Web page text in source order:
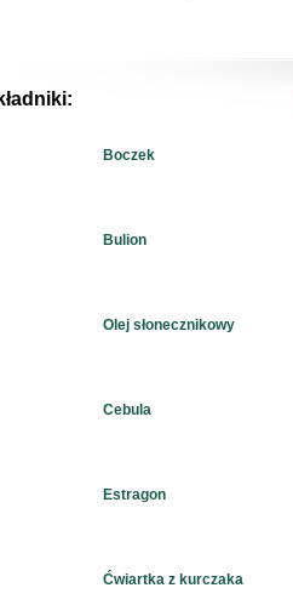
Boczek
Bulion
Olej słonecznikowy
Cebula
Estragon
Ćwiartka z kurczaka